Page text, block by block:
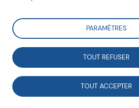
Enjeux sociétaux
Associations et
PARAMÈTRES
TOUT REFUSER
TOUT ACCEPTER